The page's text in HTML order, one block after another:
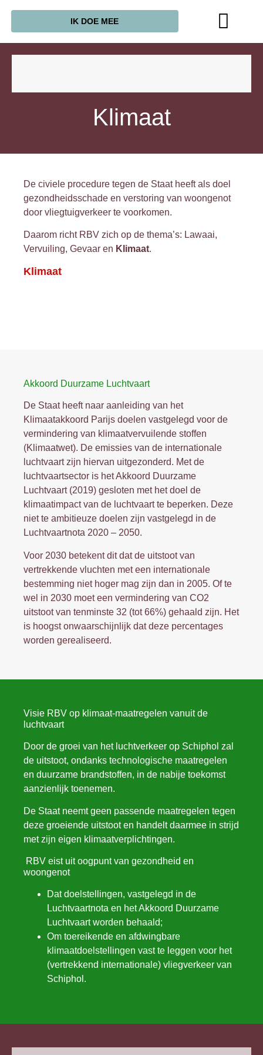
IK DOE MEE
Klimaat
De civiele procedure tegen de Staat heeft als doel
gezondheidsschade en verstoring van woongenot
door vliegtuigverkeer te voorkomen.
Daarom richt RBV zich op de thema’s: Lawaai,
Vervuiling, Gevaar en Klimaat.
Klimaat
Akkoord Duurzame Luchtvaart
De Staat heeft naar aanleiding van het
Klimaatakkoord Parijs doelen vastgelegd voor de
vermindering van klimaatvervuilende stoffen
(Klimaatwet). De emissies van de internationale
luchtvaart zijn hiervan uitgezonderd. Met de
luchtvaartsector is het Akkoord Duurzame
Luchtvaart (2019) gesloten met het doel de
klimaatimpact van de luchtvaart te beperken. Deze
niet te ambitieuze doelen zijn vastgelegd in de
Luchtvaartnota 2020 – 2050.
Voor 2030 betekent dit dat de uitstoot van
vertrekkende vluchten met een internationale
bestemming niet hoger mag zijn dan in 2005. Of te
wel in 2030 moet een vermindering van CO2
uitstoot van tenminste 32 (tot 66%) gehaald zijn. Het
is hoogst onwaarschijnlijk dat deze percentages
worden gerealiseerd.
Visie RBV op klimaat-maatregelen vanuit de
luchtvaart
Door de groei van het luchtverkeer op Schiphol zal
de uitstoot, ondanks technologische maatregelen
en duurzame brandstoffen, in de nabije toekomst
aanzienlijk toenemen.
De Staat neemt geen passende maatregelen tegen
deze groeiende uitstoot en handelt daarmee in strijd
met zijn eigen klimaatverplichtingen.
RBV eist uit oogpunt van gezondheid en
woongenot
Dat doelstellingen, vastgelegd in de
Luchtvaartnota en het Akkoord Duurzame
Luchtvaart worden behaald;
Om toereikende en afdwingbare
klimaatdoelstellingen vast te leggen voor het
(vertrekkend internationale) vliegverkeer van
Schiphol.